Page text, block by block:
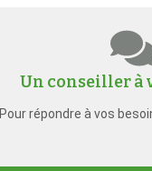
Un conseiller à
Pour répondre à vos